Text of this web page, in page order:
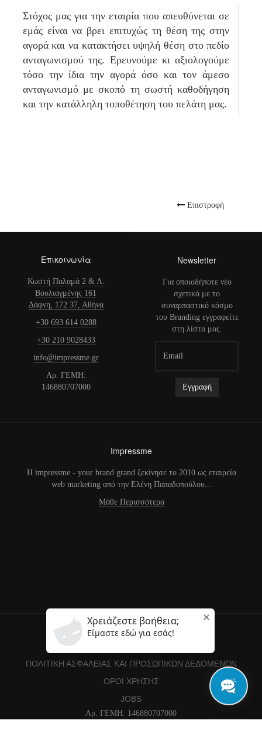
Στόχος μας για την εταιρία που απευθύνεται σε
εμάς είναι να βρει επιτυχώς τη θέση της στην
αγορά και να κατακτήσει υψηλή θέση στο πεδίο
ανταγωνισμού της. Ερευνούμε κι αξιολογούμε
τόσο την ίδια την αγορά όσο και τον άμεσο
ανταγωνισμό με σκοπό τη σωστή καθοδήγηση
και την κατάλληλη τοποθέτηση του πελάτη μας.
Επιστροφή
Επικοινωνία
Κωστή Παλαμά 2 & Λ.
Βουλιαγμένης 161
Δάφνη, 172 37, Αθήνα
+30 693 614 0288
+30 210 9028433
info@impressme.gr
Αρ. ΓΕΜΗ:
146880707000
Newsletter
Για οποιοδήποτε νέο
σχετικά με το
συναρπαστικό κόσμο
του Branding εγγραφείτε
στη λίστα μας.
Impressme
H impressme - your brand grand ξεκίνησε το 2010 ως εταιρεία
web marketing από την Ελένη Παπαδοπούλου...
Μάθε Περισσότερα
ΠΟΛΙΤΙΚΉ ΑΣΦΑΛΕΊΑΣ ΚΑΙ ΠΡΟΣΩΠΙΚΏΝ ΔΕΔΟΜΈΝΩΝ
ΌΡΟΙ ΧΡΉΣΗΣ
JOBS
Αρ. ΓΕΜΗ: 146880707000